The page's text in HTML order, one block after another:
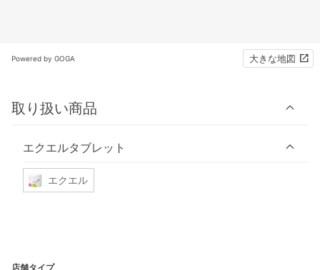
Powered by GOGA 大きな地図
取り扱い商品
エクエルタブレット
エクエル
店舗タイプ